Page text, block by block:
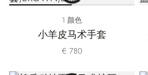
1 颜色
小羊皮马术手套
€ 780